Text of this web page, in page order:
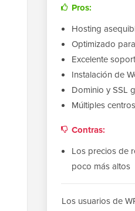
Pros:
Hosting
Optimizado
Excelente
Instalación de
Dominio y SSL
Múltiples
Contras:
Los precios de
poco más altos
Los usuarios de